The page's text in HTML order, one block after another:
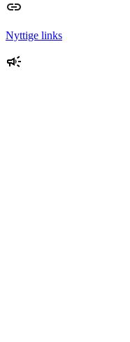
Nyttige links